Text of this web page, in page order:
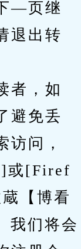
—页继
退出转
，如
避免丢
访问，
]或[Firef
【博看
我们将会